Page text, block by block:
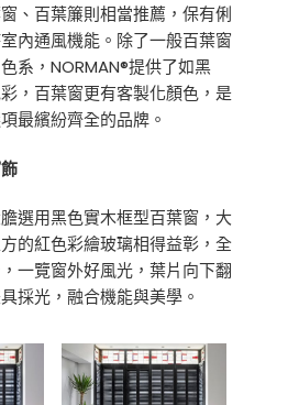
、百葉簾則相當推薦，保有俐
內通風機能。除了一般百葉窗
系，NORMAN®提供了如黑
，百葉窗更有客製化顏色，是
最繽紛齊全的品牌。
選用黑色實木框型百葉窗，大
的紅色彩繪玻璃相得益彰，全
一覽窗外好風光，葉片向下翻
採光，融合機能與美學。